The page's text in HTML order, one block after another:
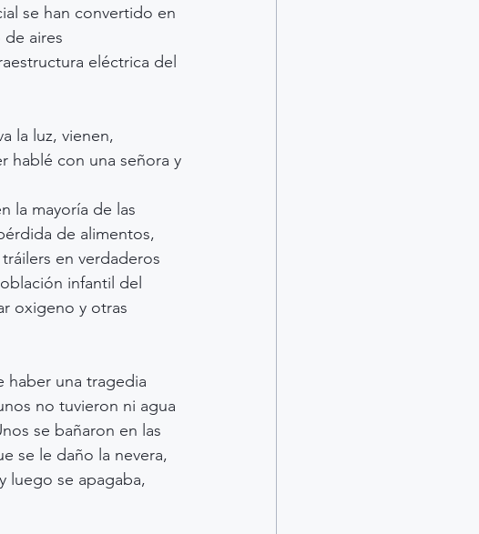
se han convertido en
aires
eléctrica del
la luz, vienen,
hablé con una señora y
la mayoría de las
de alimentos,
en verdaderos
infantil del
oxigeno y otras
haber una tragedia
no tuvieron ni agua
se bañaron en las
se le daño la nevera,
luego se apagaba,